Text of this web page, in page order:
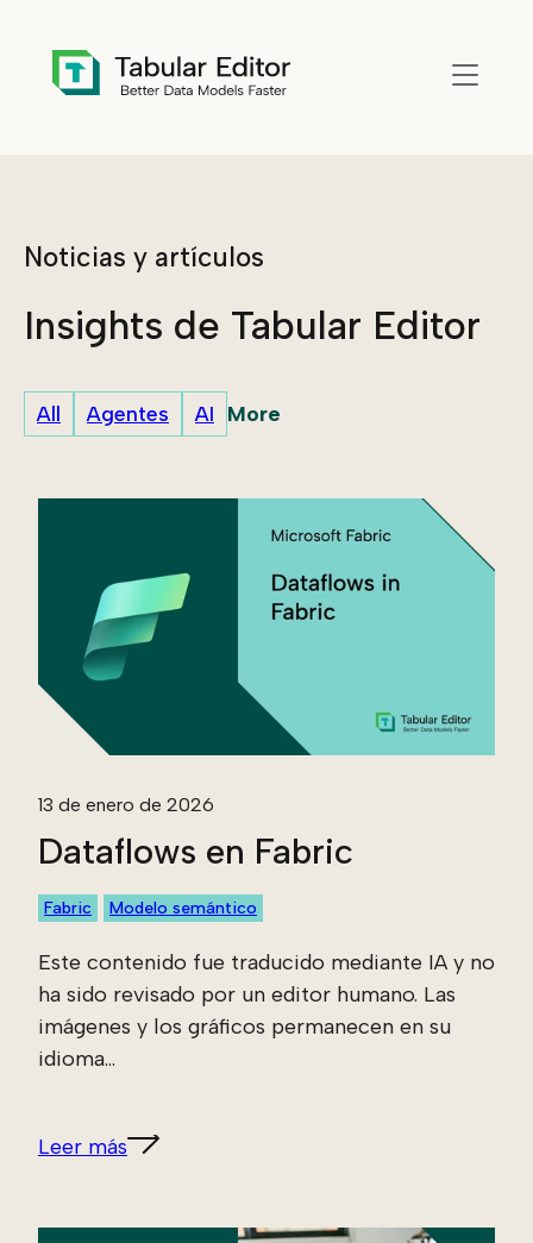
Noticias y artículos
Insights de Tabular Editor
All Agentes AI More
13 de enero de 2026
Dataflows en Fabric
Fabric Modelo semántico
Este contenido fue traducido mediante IA y no
ha sido revisado por un editor humano. Las
imágenes y los gráficos permanecen en su
idioma...
Leer más